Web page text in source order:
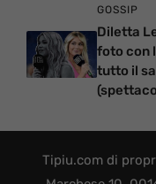
GOSSIP
Diletta
foto con
tutto il
Tipiu.com di